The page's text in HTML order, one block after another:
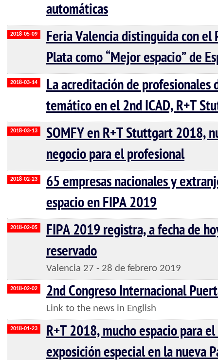
automáticas
2018-05-09
Feria Valencia distinguida con
Plata como “Mejor espacio” de
2018-03-14
La acreditación de profesionales
temático en el 2nd ICAD, R+T
2018-03-13
SOMFY en R+T Stuttgart 2018,
negocio para el profesional
2018-02-23
65 empresas nacionales y
espacio en FIPA 2019
2018-02-05
FIPA 2019 registra, a fecha de
reservado
Valencia 27 - 28 de febrero 2019
2018-02-02 2nd Congreso Internacional
Link to the news in English
2018-01-23
R+T 2018, mucho espacio para
exposición especial en la nueva